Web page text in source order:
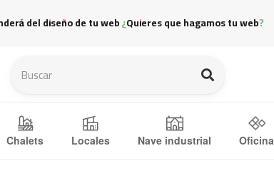
del diseño de tu web ¿Quieres que hagamos tu web?
Chalets Locales Nave industrial Oficina